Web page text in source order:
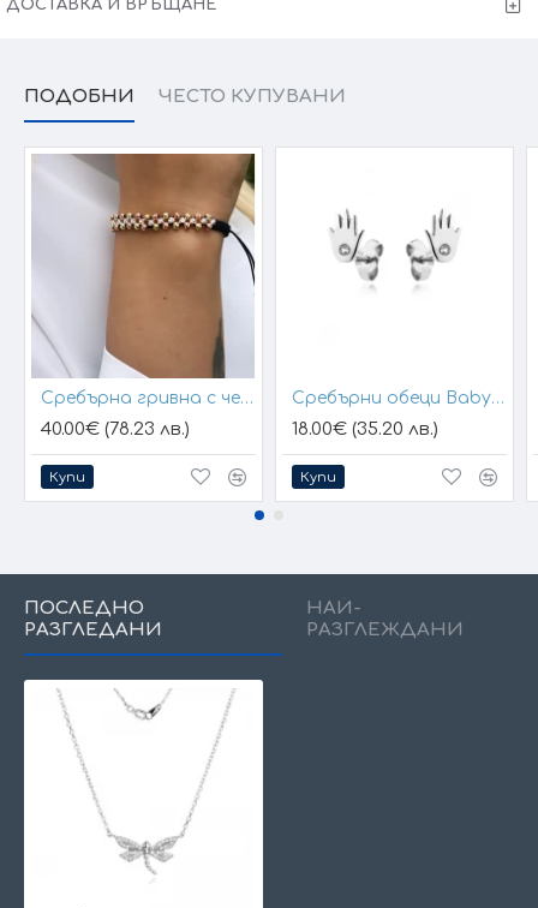
ДОСТАВКА И ВРЪЩАНЕ
ПОДОБНИ ЧЕСТО КУПУВАНИ
Сребърна гривна с черен конец и позлатени топчета
40.00€ (78.23 лв.)
Купи
Сребърни обеци Baby Hands
18.00€ (35.20 лв.)
Купи
ПОСЛЕДНО
РАЗГЛЕДАНИ
НАЙ-
РАЗГЛЕЖДАНИ